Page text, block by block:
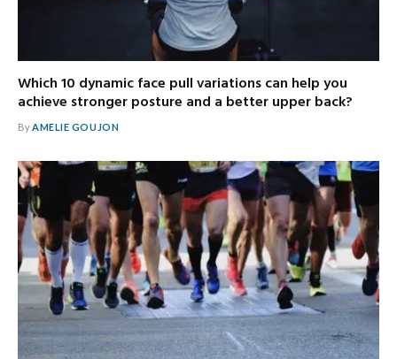
Which 10 dynamic face pull variations can help you
achieve stronger posture and a better upper back?
ByAMELIE GOUJON